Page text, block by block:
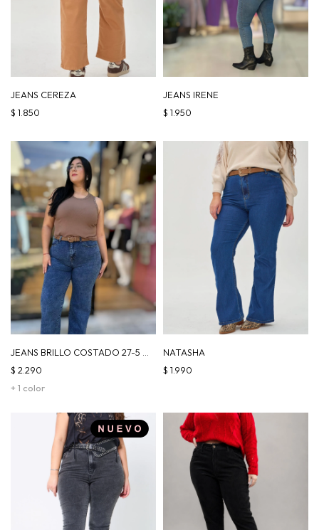
JEANS CEREZA
$ 1.850
JEANS IRENE
$ 1.950
JEANS BRILLO COSTADO 27-5 -
AZUL
+ 1 color
$ 2.290
NATASHA
$ 1.990